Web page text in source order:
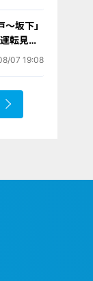
～坂下」
転見合
07 19:08